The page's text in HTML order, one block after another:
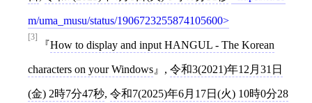
m/uma_musu/status/1906723255874105600
[3]
How to display and input HANGUL - The Korean
characters on your Windows , 令和3(2021)年12月31日
(金) 2時7分47秒, 令和7(2025)年6月17日(火) 10時0分28